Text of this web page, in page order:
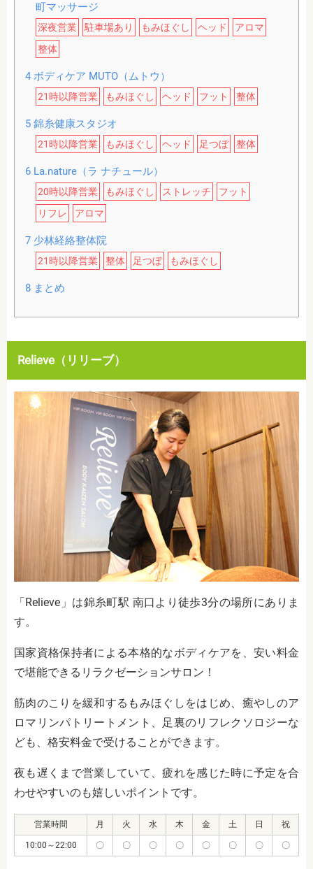
町マッサージ
深夜営業 駐車場あり もみほぐし ヘッド
アロマ
整体
4ボディケア MUTO（ムトウ）
21時以降営業 もみほぐし ヘッド フット 整体
5錦糸健康スタジオ
21時以降営業 もみほぐし ヘッド 足つぼ 整体
6La.nature（ラ ナチュール）
20時以降営業 もみほぐし ストレッチ
フット
リフレ
アロマ
7少林経絡整体院
21時以降営業 整体 足つぼ もみほぐし
8まとめ
Relieve（リリーブ）
「Relieve」は錦糸町駅 南口より徒歩3分の場所にありま
す。
国家資格保持者による本格的なボディケアを、安い料金
で堪能できるリラクゼーションサロン！
筋肉のこりを緩和するもみほぐしをはじめ、癒やしのア
ロマリンパトリートメント、足裏のリフレクソロジーな
ども、格安料金で受けることができます。
夜も遅くまで営業していて、疲れを感じた時に予定を合
わせやすいのも嬉しいポイントです。
営業時間 月 火 水 木 金 土 日 祝
10:00～22:00 〇 〇 〇 〇 〇 〇 〇 〇